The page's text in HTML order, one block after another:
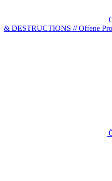
& DESTRUCTIONS // Offene